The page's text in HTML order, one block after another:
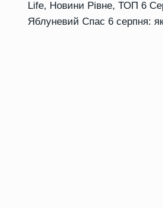
Life, Новини Рівне, ТОП 6
Яблуневий Спас 6 серпня: як